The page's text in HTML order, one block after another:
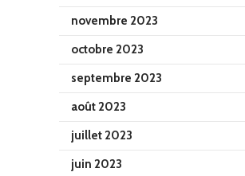
novembre 2023
octobre 2023
septembre 2023
août 2023
juillet 2023
juin 2023